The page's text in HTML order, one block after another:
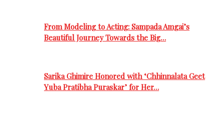
From Modeling to Acting: Sampada Amgai’s
Beautiful Journey Towards the Big…
Sarika Ghimire Honored with ‘Chhinnalata Geet
Yuba Pratibha Puraskar’ for Her…